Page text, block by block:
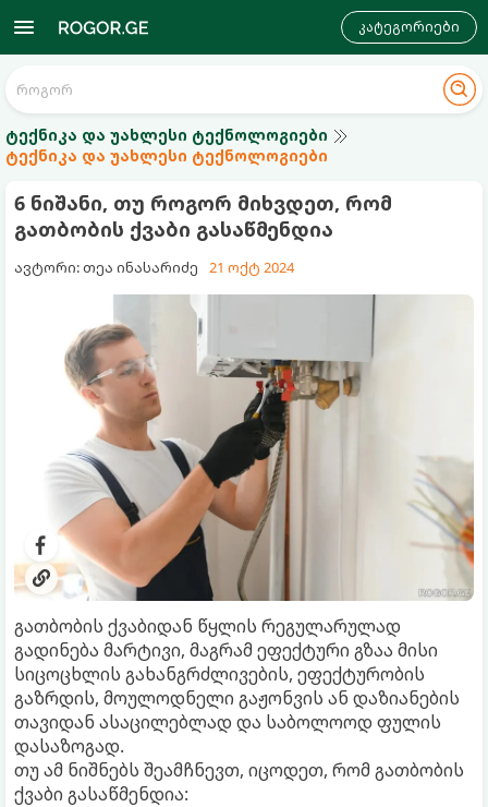
კატეგორიები
ტექნიკა და უახლესი ტექნოლოგიები
ტექნიკა და უახლესი ტექნოლოგიები
6 ნიშანი, თუ როგორ მიხვდეთ, რომ
გათბობის ქვაბი გასაწმენდია
ავტორი: თეა ინასარიძე 21 ოქტ 2024
გათბობის ქვაბიდან წყლის რეგულარულად
გადინება მარტივი, მაგრამ ეფექტური გზაა მისი
სიცოცხლის გახანგრძლივების, ეფექტურობის
გაზრდის, მოულოდნელი გაჟონვის ან დაზიანების
თავიდან ასაცილებლად და საბოლოოდ ფულის
დასაზოგად.
თუ ამ ნიშნებს შეამჩნევთ, იცოდეთ, რომ გათბობის
ქვაბი გასაწმენდია: